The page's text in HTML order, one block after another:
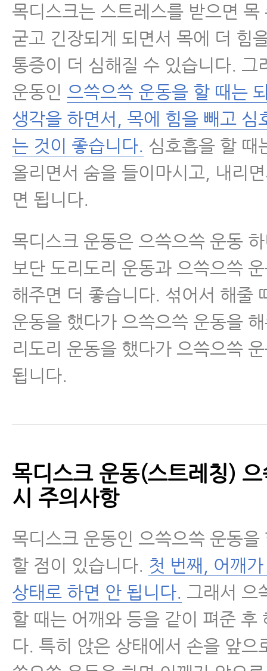
- 목디스크 수면자세
- 목디스크 치료해도 낫지 않는 이
- 목디스크운동 이거 하나로 끝낸
동 질문편
- 목디스크, 거북목, 일자목 목통
유발하는 수면 자세와 교정법
- 목디스크증상, 목 주변의 뭉친
- 이런 목디스크 환자는 금방 좋아
습니다
목통증
일자목/거북목
척수증
경추관협착증
허리디스크
허리통증
좌골신경통
척추관협착증
척추분리증
척추전방전위증
목디스크는 스트레스를 받으면 목
굳고 긴장되게 되면서 목에 더 힘
통증이 더 심해질 수 있습니다. 그
운동인 으쓱으쓱 운동을 할 때는
생각을 하면서, 목에 힘을 빼고 심
는 것이 좋습니다. 심호흡을 할 때
올리면서 숨을 들이마시고, 내리
면 됩니다.
목디스크 운동은 으쓱으쓱 운동
보단 도리도리 운동과 으쓱으쓱
해주면 더 좋습니다. 섞어서 해줄
운동을 했다가 으쓱으쓱 운동을
리도리 운동을 했다가 으쓱으쓱
됩니다.
목디스크 운동(스트레칭)
시 주의사항
목디스크 운동인 으쓱으쓱 운동을
할 점이 있습니다. 첫 번째, 어깨
상태로 하면 안 됩니다. 그래서 으
할 때는 어깨와 등을 같이 펴준 후
다. 특히 앉은 상태에서 손을 앞으